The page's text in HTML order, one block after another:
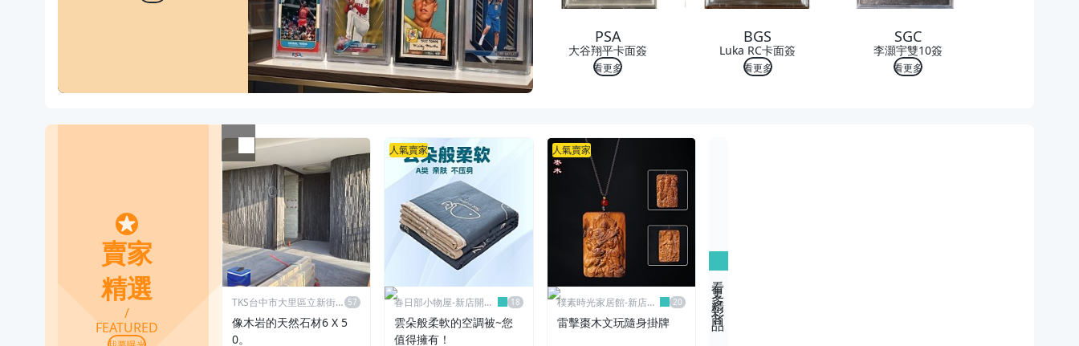
PSA
大谷翔平卡面簽
看更多
BGS
Luka RC卡面簽
看更多
SGC
李灝宇雙10簽
看更多
賣家
精選
/
FEATURED
TKS台中市大里區立新街1
像木岩的天然石材6 X 5
0。
人氣賣家
春日部小物屋-新店開業
雲朵般柔軟的空調被~您
值得擁有！
人氣賣家
樸素時光家居館-新店開
雷擊棗木文玩隨身掛牌
看更多精彩商品